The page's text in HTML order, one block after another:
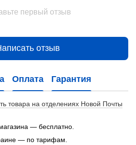
первый отзыв
отзыв
Оплата Гарантия
товара на отделениях Новой Почты
— бесплатно.
— по тарифам.